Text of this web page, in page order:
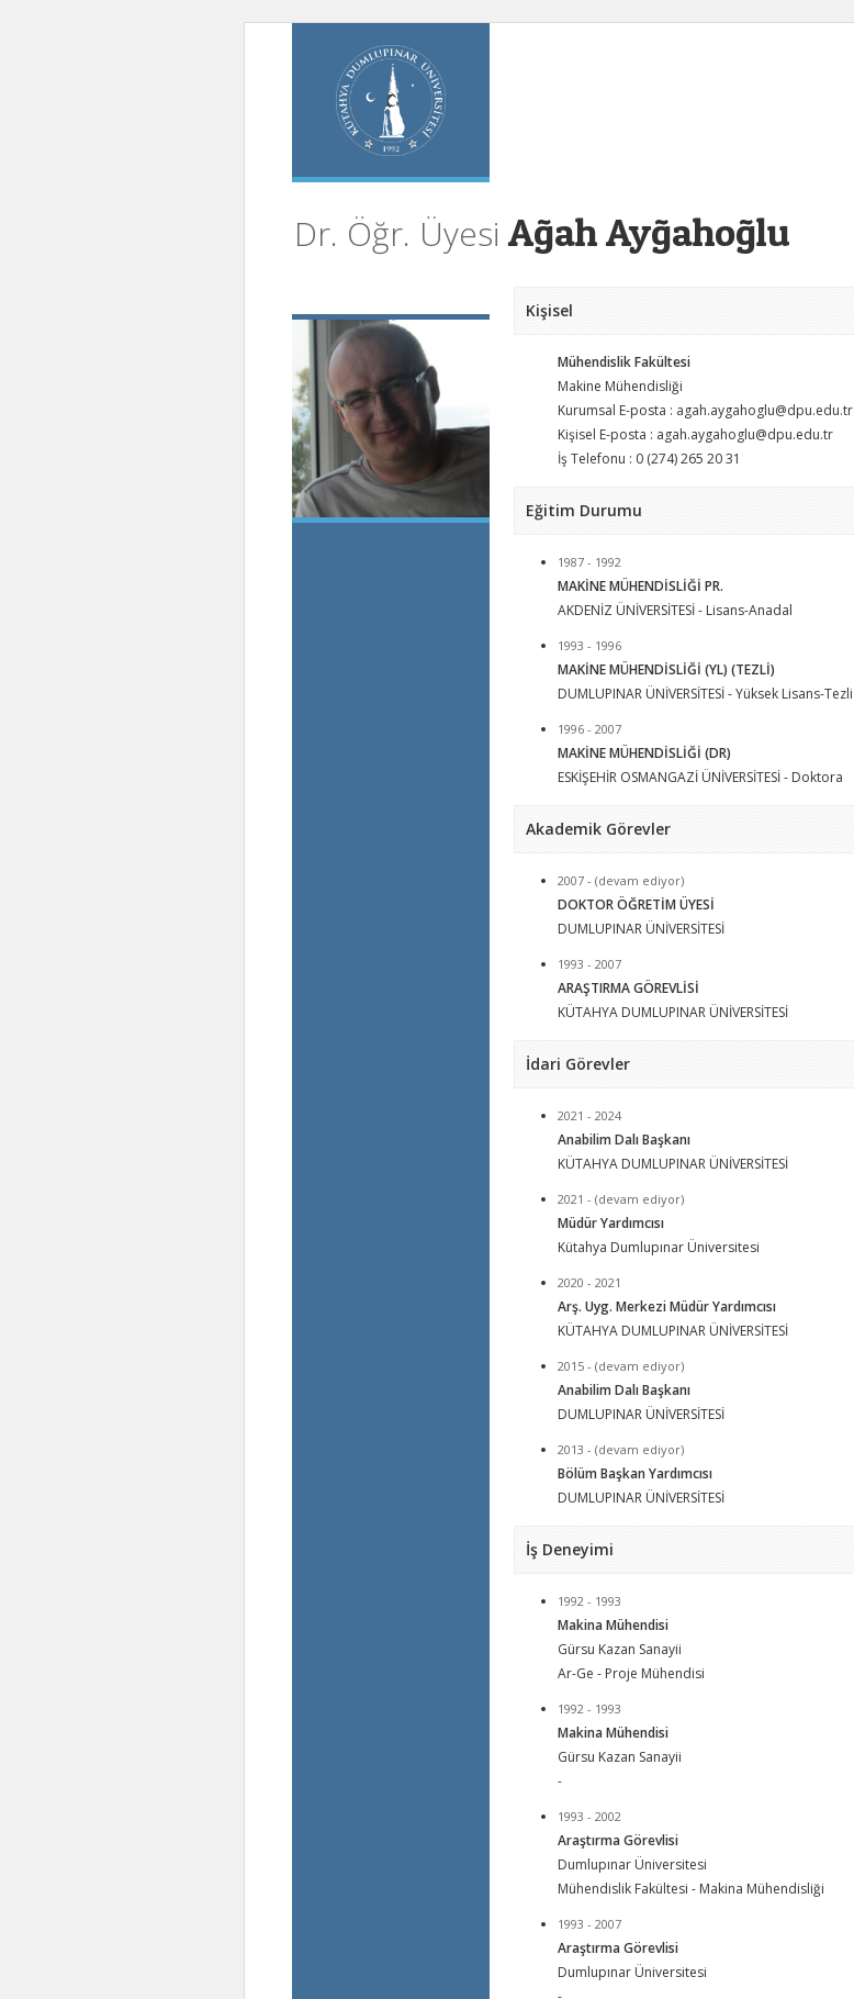
Dr. Öğr. Üyesi Ağah Ayğahoğlu
Kişisel
Mühendislik Fakültesi
Makine Mühendisliği
Kurumsal E-posta : agah.aygahoglu@dpu.edu.tr
Kişisel E-posta : agah.aygahoglu@dpu.edu.tr
İş Telefonu : 0 (274) 265 20 31
Eğitim Durumu
1987 - 1992
MAKİNE MÜHENDİSLİĞİ PR.
AKDENİZ ÜNİVERSİTESİ - Lisans-Anadal
1993 - 1996
MAKİNE MÜHENDİSLİĞİ (YL) (TEZLİ)
DUMLUPINAR ÜNİVERSİTESİ - Yüksek Lisans-Tezli
1996 - 2007
MAKİNE MÜHENDİSLİĞİ (DR)
ESKİŞEHİR OSMANGAZİ ÜNİVERSİTESİ - Doktora
Akademik Görevler
2007 - (devam ediyor)
DOKTOR ÖĞRETİM ÜYESİ
DUMLUPINAR ÜNİVERSİTESİ
1993 - 2007
ARAŞTIRMA GÖREVLİSİ
KÜTAHYA DUMLUPINAR ÜNİVERSİTESİ
İdari Görevler
2021 - 2024
Anabilim Dalı Başkanı
KÜTAHYA DUMLUPINAR ÜNİVERSİTESİ
2021 - (devam ediyor)
Müdür Yardımcısı
Kütahya Dumlupınar Üniversitesi
2020 - 2021
Arş. Uyg. Merkezi Müdür Yardımcısı
KÜTAHYA DUMLUPINAR ÜNİVERSİTESİ
2015 - (devam ediyor)
Anabilim Dalı Başkanı
DUMLUPINAR ÜNİVERSİTESİ
2013 - (devam ediyor)
Bölüm Başkan Yardımcısı
DUMLUPINAR ÜNİVERSİTESİ
İş Deneyimi
1992 - 1993
Makina Mühendisi
Gürsu Kazan Sanayii
Ar-Ge - Proje Mühendisi
1992 - 1993
Makina Mühendisi
Gürsu Kazan Sanayii
-
1993 - 2002
Araştırma Görevlisi
Dumlupınar Üniversitesi
Mühendislik Fakültesi - Makina Mühendisliği
1993 - 2007
Araştırma Görevlisi
Dumlupınar Üniversitesi